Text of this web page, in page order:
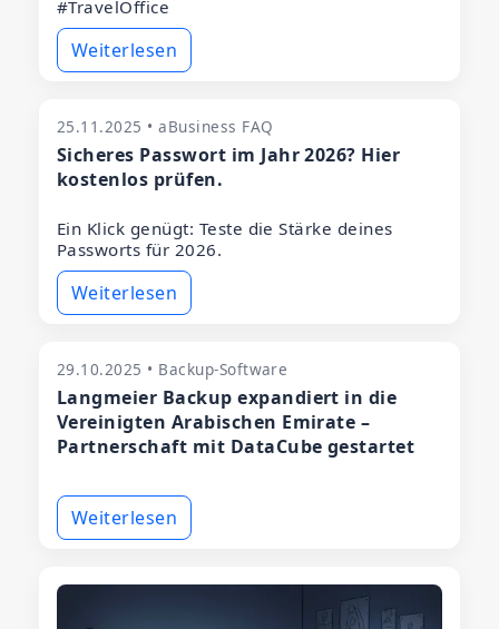
#TravelOffice
Weiterlesen
25.11.2025 • aBusiness FAQ
Sicheres Passwort im Jahr 2026? Hier
kostenlos prüfen.
Ein Klick genügt: Teste die Stärke deines
Passworts für 2026.
Weiterlesen
29.10.2025 • Backup-Software
Langmeier Backup expandiert in die
Vereinigten Arabischen Emirate –
Partnerschaft mit DataCube gestartet
Weiterlesen